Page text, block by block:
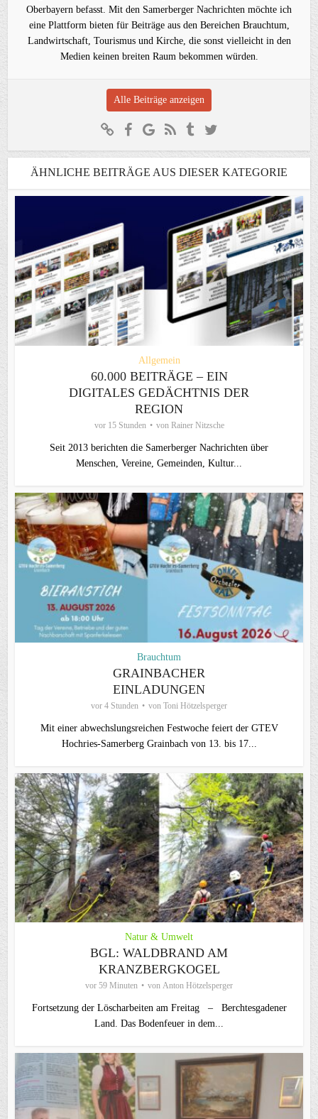
Oberbayern befasst. Mit den Samerberger Nachrichten möchte ich
eine Plattform bieten für Beiträge aus den Bereichen Brauchtum,
Landwirtschaft, Tourismus und Kirche, die sonst vielleicht in den
Medien keinen breiten Raum bekommen würden.
Alle Beiträge anzeigen
ÄHNLICHE BEITRÄGE AUS DIESER KATEGORIE
Allgemein
60.000 BEITRÄGE – EIN
DIGITALES GEDÄCHTNIS DER
REGION
vor 15 Stunden von Rainer Nitzsche
Seit 2013 berichten die Samerberger Nachrichten über
Menschen, Vereine, Gemeinden, Kultur...
Brauchtum
GRAINBACHER
EINLADUNGEN
vor 4 Stunden von Toni Hötzelsperger
Mit einer abwechslungsreichen Festwoche feiert der GTEV
Hochries-Samerberg Grainbach von 13. bis 17...
Natur & Umwelt
BGL: WALDBRAND AM
KRANZBERGKOGEL
vor 59 Minuten von Anton Hötzelsperger
Fortsetzung der Löscharbeiten am Freitag – Berchtesgadener
Land. Das Bodenfeuer in dem...